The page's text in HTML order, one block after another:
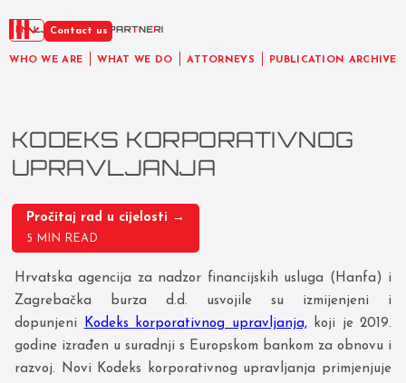
WHO WE ARE WHAT WE DO ATTORNEYS PUBLICATION ARCHIVE
EN Contact us
KODEKS KORPORATIVNOG
UPRAVLJANJA
Pročitaj rad u cijelosti →
5 MIN READ
Hrvatska agencija za nadzor financijskih usluga (Hanfa) i
Zagrebačka burza d.d. usvojile su izmijenjeni i
dopunjeni
Kodeks korporativnog upravljanja,koji je 2019.
godine izrađen u suradnji s Europskom bankom za obnovu i
razvoj. Novi Kodeks korporativnog upravljanja primjenjuje